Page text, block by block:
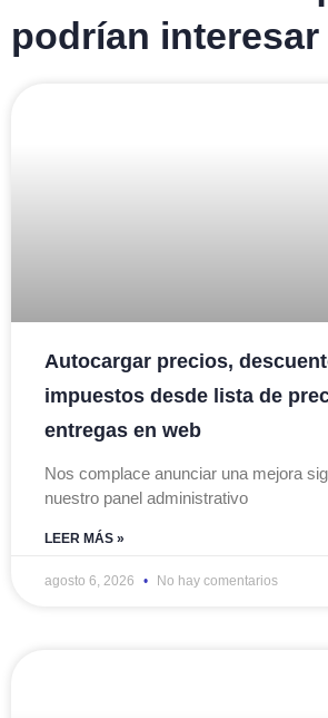
podrían interesar
Autocargar precios,
impuestos desde lista de
entregas en web
Nos complace anunciar una mejora
nuestro panel administrativo
LEER MÁS »
agosto 6, 2026 No hay comentarios